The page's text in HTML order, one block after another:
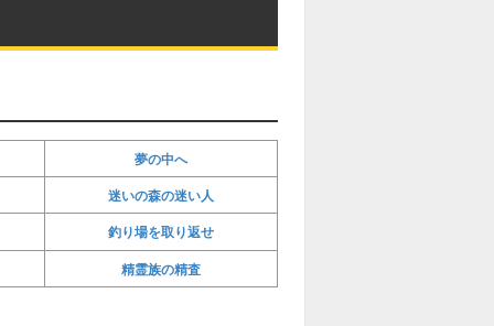
夢の中へ
迷いの森の迷い人
釣り場を取り返せ
精霊族の精査